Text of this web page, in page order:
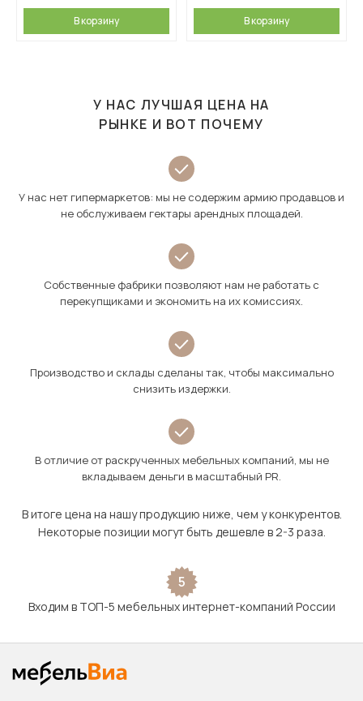
В корзину В корзину
У НАС ЛУЧШАЯ ЦЕНА НА
РЫНКЕ И ВОТ ПОЧЕМУ
У нас нет гипермаркетов: мы не содержим армию продавцов и
не обслуживаем гектары арендных площадей.
Собственные фабрики позволяют нам не работать с
перекупщиками и экономить на их комиссиях.
Производство и склады сделаны так, чтобы максимально
снизить издержки.
В отличие от раскрученных мебельных компаний, мы не
вкладываем деньги в масштабный PR.
В итоге цена на нашу продукцию ниже, чем у конкурентов.
Некоторые позиции могут быть дешевле в 2-3 раза.
5
Входим в ТОП-5 мебельных интернет-компаний России